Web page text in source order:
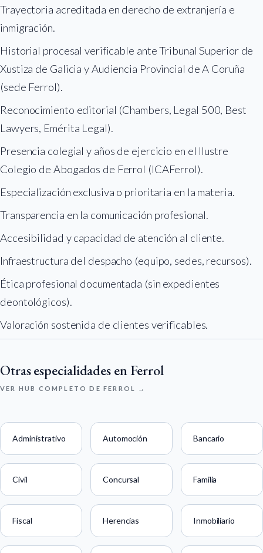
Trayectoria acreditada en derecho de extranjería e
inmigración.
Historial procesal verificable ante Tribunal Superior de
Xustiza de Galicia y Audiencia Provincial de A Coruña
(sede Ferrol).
Reconocimiento editorial (Chambers, Legal 500, Best
Lawyers, Emérita Legal).
Presencia colegial y años de ejercicio en el Ilustre
Colegio de Abogados de Ferrol (ICAFerrol).
Especialización exclusiva o prioritaria en la materia.
Transparencia en la comunicación profesional.
Accesibilidad y capacidad de atención al cliente.
Infraestructura del despacho (equipo, sedes, recursos).
Ética profesional documentada (sin expedientes
deontológicos).
Valoración sostenida de clientes verificables.
Otras especialidades en Ferrol
VER HUB COMPLETO DE FERROL →
Administrativo Automoción Bancario
Civil Concursal Familia
Fiscal Herencias Inmobiliario